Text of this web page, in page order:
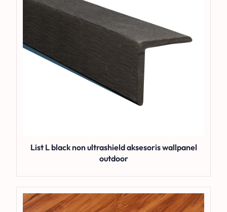
List L black non ultrashield aksesoris wallpanel
outdoor